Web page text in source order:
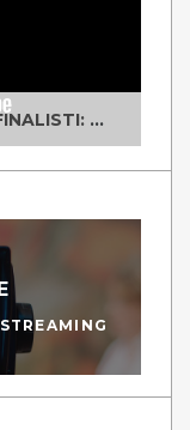
UNO TWO DREI 2015/2016, I FINALISTI: CLASSE IV ALS ISTITUTO "DEGASPERI" BORGO VALSUGANA